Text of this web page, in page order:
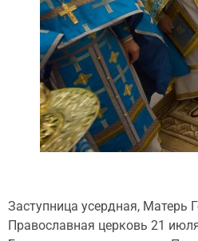
Заступница усердная, Матерь
Православная церковь 21